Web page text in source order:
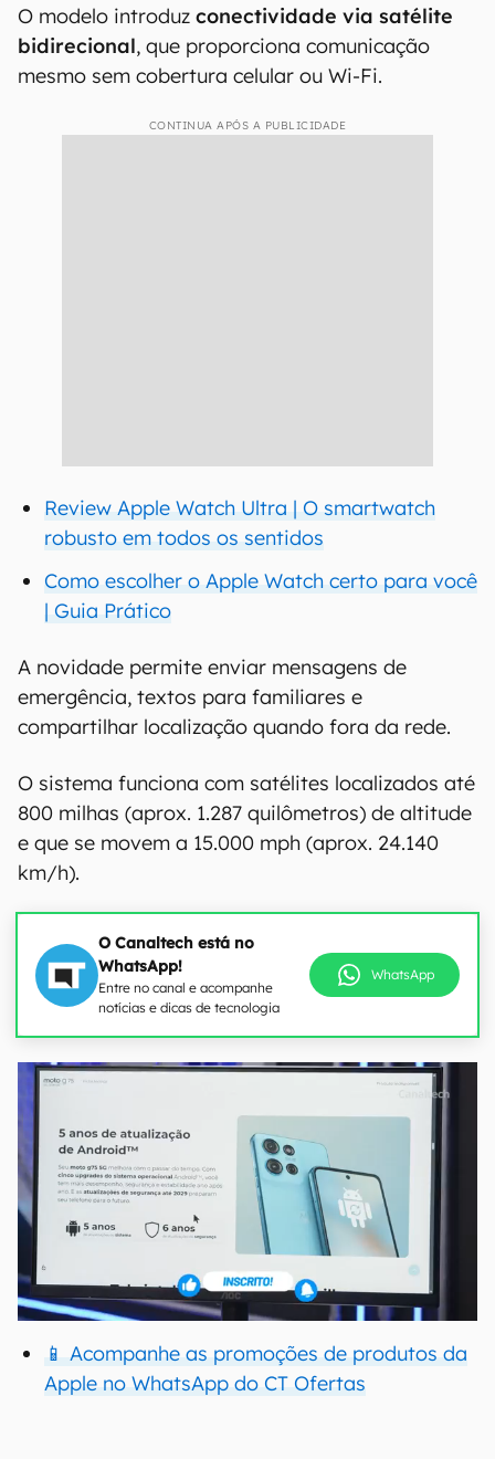
O modelo introduz conectividade via satélite
bidirecional, que proporciona comunicação
mesmo sem cobertura celular ou Wi-Fi.
CONTINUA APÓS A PUBLICIDADE
Review Apple Watch Ultra | O smartwatch
robusto em todos os sentidos
Como escolher o Apple Watch certo para você
| Guia Prático
A novidade permite enviar mensagens de
emergência, textos para familiares e
compartilhar localização quando fora da rede.
O sistema funciona com satélites localizados até
800 milhas (aprox. 1.287 quilômetros) de altitude
e que se movem a 15.000 mph (aprox. 24.140
km/h).
O Canaltech está no
WhatsApp!
Entre no canal e acompanhe
notícias e dicas de tecnologia
WhatsApp
📱 Acompanhe as promoções de produtos da
Apple no WhatsApp do CT Ofertas